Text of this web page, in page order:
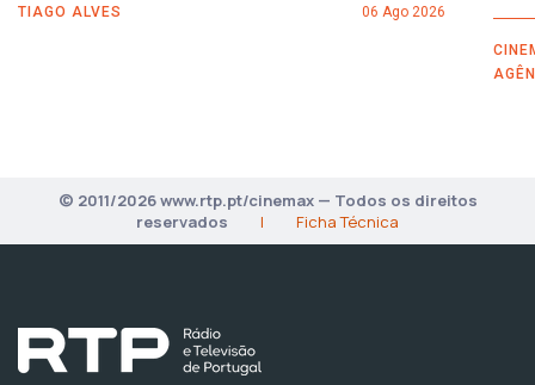
TIAGO ALVES 06 Ago 2026
© 2011/2026 www.rtp.pt/cinemax — Todos os direitos
reservados
| Ficha Técnica